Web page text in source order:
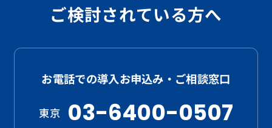
ご検討されている方へ
お電話での導入お申込み・ご相談窓口
東京 03-6400-0507